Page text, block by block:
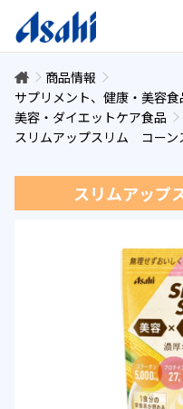
商品情報
サプリメント、健康・美容
美容・ダイエットケア食品
スリムアップスリム コーン
スリムアップ